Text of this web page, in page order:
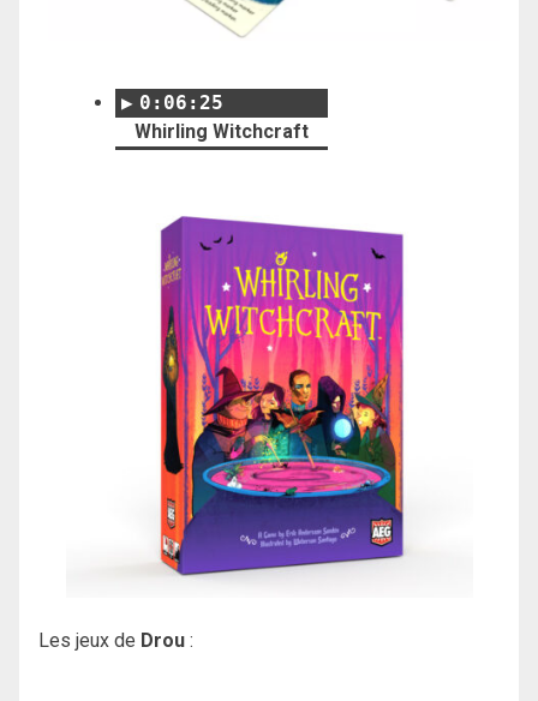
0:06:25
Whirling Witchcraft
Les jeux de Drou :